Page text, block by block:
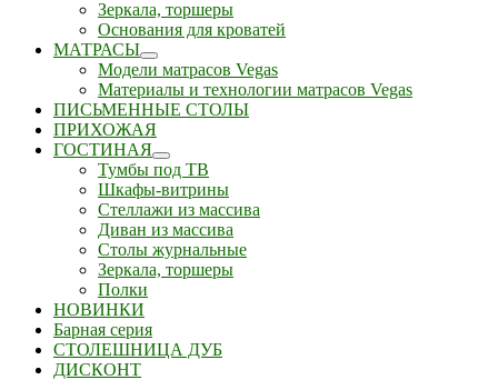
Зеркала, торшеры
Основания для кроватей
МАТРАСЫ
Модели матрасов Vegas
Материалы и технологии матрасов Vegas
ПИСЬМЕННЫЕ СТОЛЫ
ПРИХОЖАЯ
ГОСТИНАЯ
Тумбы под ТВ
Шкафы-витрины
Стеллажи из массива
Диван из массива
Столы журнальные
Зеркала, торшеры
Полки
НОВИНКИ
Барная серия
СТОЛЕШНИЦА ДУБ
ДИСКОНТ